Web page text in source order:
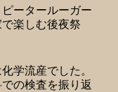
ピータールーガー
楽しむ後夜祭
学流産でした。
の検査を振り返